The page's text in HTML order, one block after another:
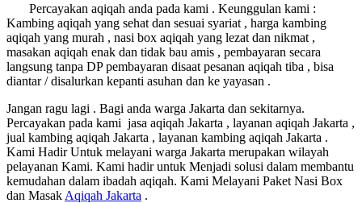
Percayakan aqiqah anda pada kami . Keunggulan kami :
Kambing aqiqah yang sehat dan sesuai syariat , harga kambing
aqiqah yang murah , nasi box aqiqah yang lezat dan nikmat ,
masakan aqiqah enak dan tidak bau amis , pembayaran secara
langsung tanpa DP pembayaran disaat pesanan aqiqah tiba , bisa
diantar / disalurkan kepanti asuhan dan ke yayasan .
Jangan ragu lagi . Bagi anda warga Jakarta dan sekitarnya.
Percayakan pada kami jasa aqiqah Jakarta , layanan aqiqah Jakarta ,
jual kambing aqiqah Jakarta , layanan kambing aqiqah Jakarta .
Kami Hadir Untuk melayani warga Jakarta merupakan wilayah
pelayanan Kami. Kami hadir untuk Menjadi solusi dalam membantu
kemudahan dalam ibadah aqiqah. Kami Melayani Paket Nasi Box
dan Masak Aqiqah Jakarta .